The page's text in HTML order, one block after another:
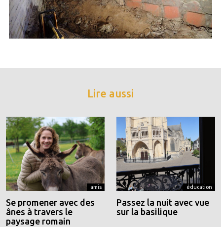
Lire aussi
amis
Se promener avec des
ânes à travers le
paysage romain
éducation
Passez la nuit avec vue
sur la basilique